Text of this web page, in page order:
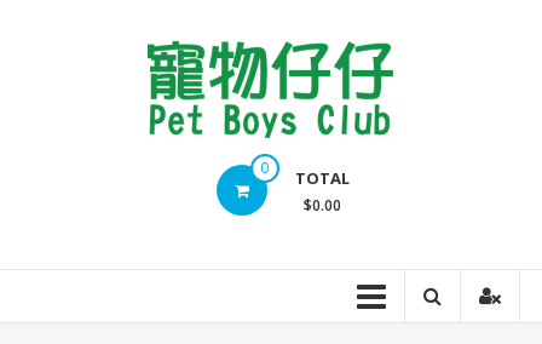
0 TOTAL
$0.00